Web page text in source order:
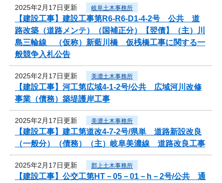
2025年2月17日更新 岐阜土木事務所
【建設工事】建設工事第R6-R6-D1-4-2号 公共 道
路改築（道路メンテ）（国補正分）【翌債】（主）川
島三輪線 （仮称）新藍川橋 仮桟橋工事に関する一
般競争入札公告
2025年2月17日更新 美濃土木事務所
【建設工事】河工第広域4-1-2号/公共 広域河川改修
事業（債務）築堤護岸工事
2025年2月17日更新 美濃土木事務所
【建設工事】建工第道改4-7-2号/県単 道路新設改良
（一般分）（債務）（主）岐阜美濃線 道路改良工事
2025年2月17日更新 郡上土木事務所
【建設工事】公交工第HT－05－01－h－2号/公共 通